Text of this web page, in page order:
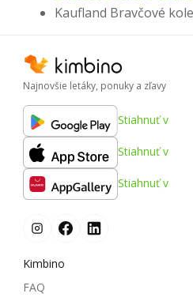
Kaufland Bravčové
Najnovšie letáky, ponuky a zľavy
Stiahnuť v
Stiahnuť v
Stiahnuť v
Kimbino
FAQ